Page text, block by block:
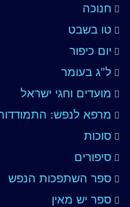
חנוכה
טו בשבט
יום כיפור
ל"ג בעומר
מועדים וחגי ישראל
מרפא לנפש:
סוכות
סיפורים
ספר השתפכות הנפש
ספר יש מאין